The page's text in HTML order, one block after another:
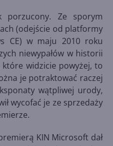
porzucony. Ze sporym
(odejście od platformy
CE) w maju 2010 roku
niewypałów w historii
widzicie powyżej, to
je potraktować raczej
wątpliwej urody,
wycofać je ze sprzedaży
KIN Microsoft dał